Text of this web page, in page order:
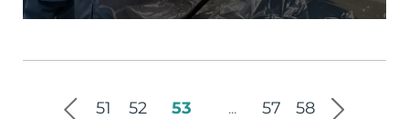
51 52 53 ... 57 58